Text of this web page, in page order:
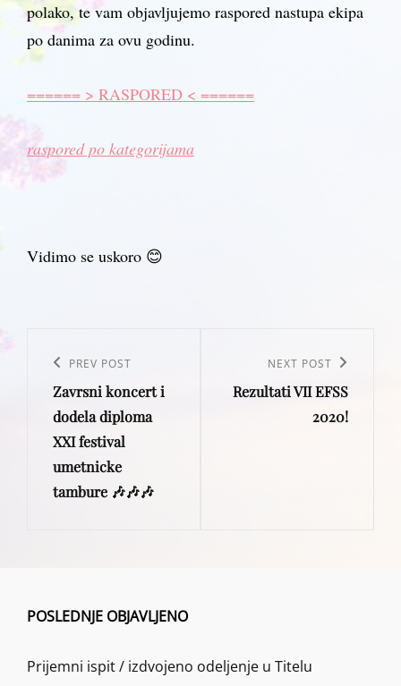
polako, te vam objavljujemo raspored nastupa ekipa
po danima za ovu godinu.
====== > RASPORED < ======
raspored po kategorijama
Vidimo se uskoro 😊
navigation
Previous
Post
PREV POST
Zavrsni koncert i
dodela diploma
XXI festival
umetnicke
tambure 🎶🎶🎶
Post
NEXT POST
Rezultati VII EFSS
2020!
POSLEDNJE OBJAVLJENO
Prijemni ispit / izdvojeno odeljenje u Titelu